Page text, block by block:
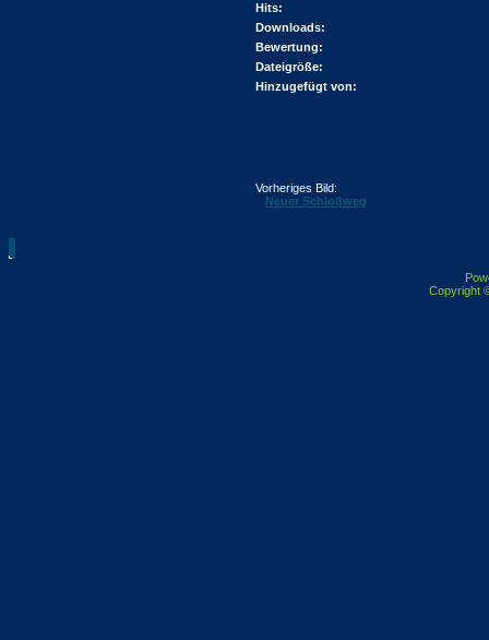
Hits:
Downloads:
Bewertung:
Dateigröße:
Hinzugefügt von:
Vorheriges Bild:
Neuer Schloßweg
Copyright